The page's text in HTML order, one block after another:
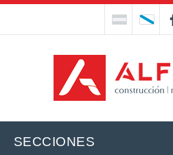
SECCIONES